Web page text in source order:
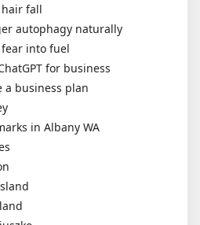
fall
autophagy naturally
into fuel
for business
a business plan
in Albany WA